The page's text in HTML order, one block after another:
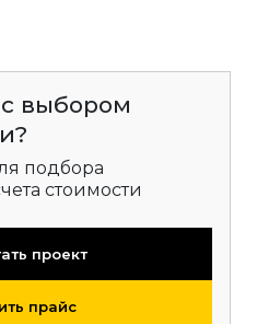
выбором
подбора
стоимости
проект
прайс